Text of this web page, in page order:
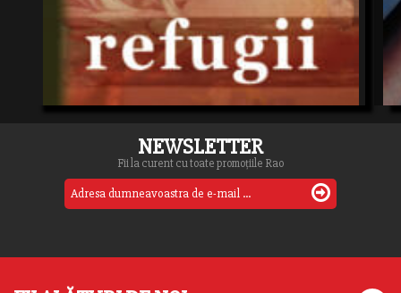
NEWSLETTER
Fii la curent cu toate promoțiile Rao